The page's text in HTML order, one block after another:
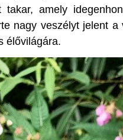
takar, amely
nagy veszélyt jelent
élővilágára.